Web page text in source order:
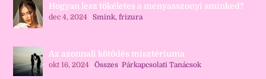
Hogyan lesz tökéletes a menyasszonyi sminked?
dec 4, 2024 |Smink, frizura
Az azonnali kötődés misztériuma
okt 16, 2024 |Összes ,Párkapcsolati Tanácsok